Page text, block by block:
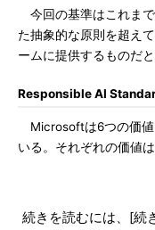
今回の基準はこれま
た抽象的な原則を超え
ームに提供するものだと
Responsible AI
Microsoftは6つの価値
いる。それぞれの価値
続きを読むには、[続